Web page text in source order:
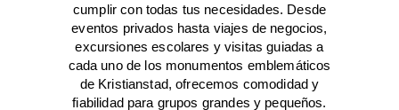
cumplir con todas tus necesidades. Desde
eventos privados hasta viajes de negocios,
excursiones escolares y visitas guiadas a
cada uno de los monumentos emblemáticos
de Kristianstad, ofrecemos comodidad y
fiabilidad para grupos grandes y pequeños.